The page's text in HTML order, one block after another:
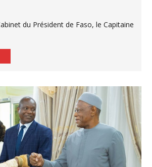
du Président de Faso, le Capitaine